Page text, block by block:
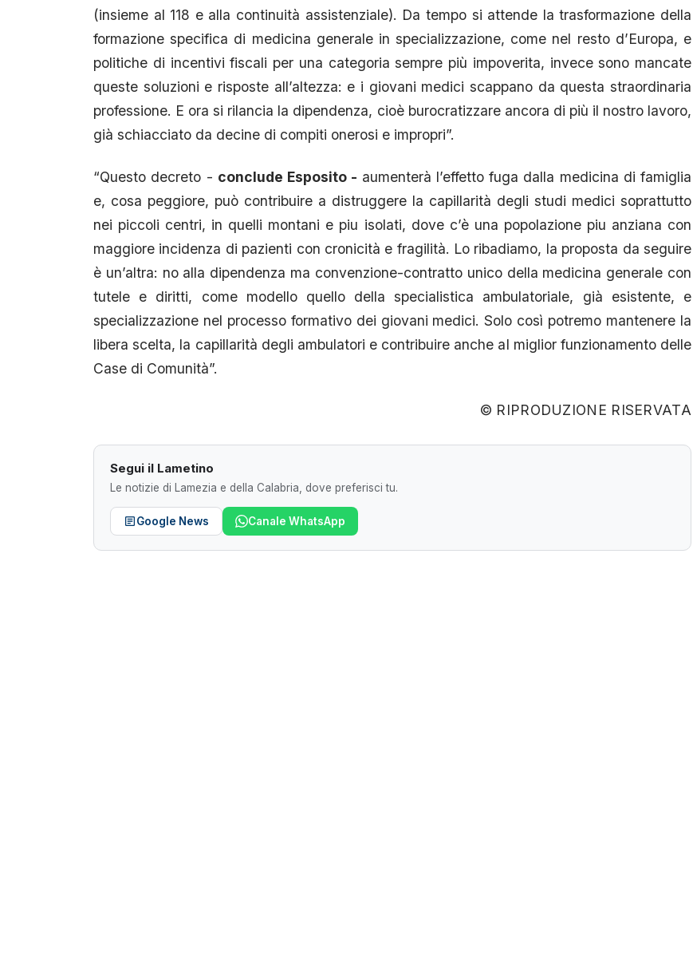
(insieme al 118 e alla continuità assistenziale). Da tempo si attende la trasformazione della
formazione specifica di medicina generale in specializzazione, come nel resto d’Europa, e
politiche di incentivi fiscali per una categoria sempre più impoverita, invece sono mancate
queste soluzioni e risposte all’altezza: e i giovani medici scappano da questa straordinaria
professione. E ora si rilancia la dipendenza, cioè burocratizzare ancora di più il nostro lavoro,
già schiacciato da decine di compiti onerosi e impropri”.
“Questo decreto - conclude Esposito - aumenterà l’effetto fuga dalla medicina di famiglia
e, cosa peggiore, può contribuire a distruggere la capillarità degli studi medici soprattutto
nei piccoli centri, in quelli montani e piu isolati, dove c’è una popolazione piu anziana con
maggiore incidenza di pazienti con cronicità e fragilità. Lo ribadiamo, la proposta da seguire
è un’altra: no alla dipendenza ma convenzione-contratto unico della medicina generale con
tutele e diritti, come modello quello della specialistica ambulatoriale, già esistente, e
specializzazione nel processo formativo dei giovani medici. Solo così potremo mantenere la
libera scelta, la capillarità degli ambulatori e contribuire anche al miglior funzionamento delle
Case di Comunità”.
© RIPRODUZIONE RISERVATA
Segui il Lametino
Le notizie di Lamezia e della Calabria, dove preferisci tu.
Google News Canale WhatsApp